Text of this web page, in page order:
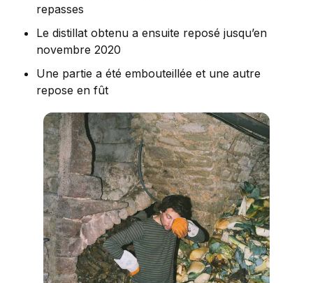
repasses
Le distillat obtenu a ensuite reposé jusqu’en
novembre 2020
Une partie a été embouteillée et une autre
repose en fût